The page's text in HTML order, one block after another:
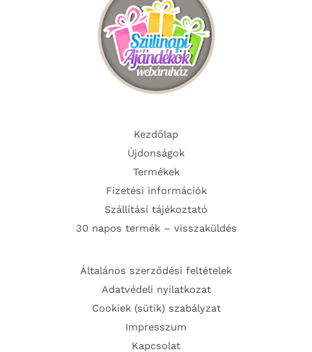
Kezdőlap
Újdonságok
Termékek
Fizetési információk
Szállítási tájékoztató
30 napos termék – visszaküldés
Általános szerződési feltételek
Adatvédeli nyilatkozat
Cookiek (sütik) szabályzat
Impresszum
Kapcsolat